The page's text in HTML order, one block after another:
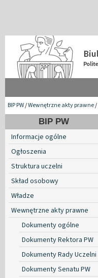
BIP PW/Wewnętrzne akty prawne/
BIP PW
Informacje ogólne
Ogłoszenia
Struktura uczelni
Skład osobowy
Władze
Wewnętrzne akty prawne
Dokumenty ogólne
Dokumenty Rektora PW
Dokumenty Rady Uczelni
Dokumenty Senatu PW